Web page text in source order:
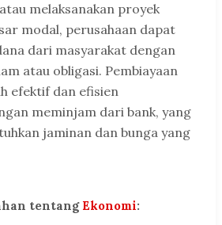
melaksanakan proyek
modal, perusahaan dapat
dari masyarakat dengan
atau obligasi. Pembiayaan
efektif dan efisien
meminjam dari bank, yang
jaminan dan bunga yang
tentang Ekonomi: